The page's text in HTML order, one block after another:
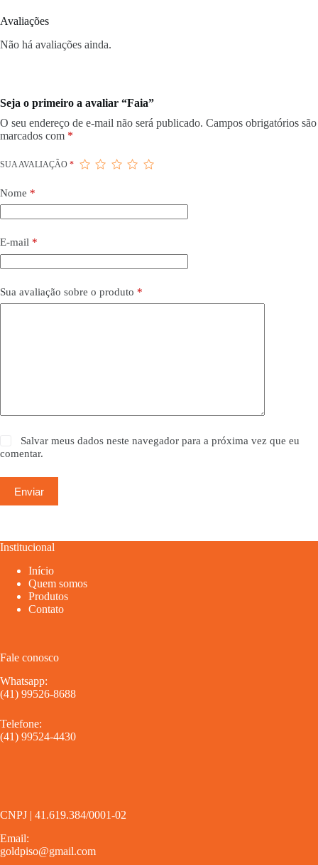
Avaliações
Não há avaliações ainda.
Seja o primeiro a avaliar “Faia”
O seu endereço de e-mail não será publicado. Campos obrigatórios são
marcados com *
SUA AVALIAÇÃO *
Nome *
E-mail *
Sua avaliação sobre o produto *
Salvar meus dados neste navegador para a próxima vez que eu
comentar.
Enviar
Institucional
Início
Quem somos
Produtos
Contato
Fale conosco
Whatsapp:
(41) 99526-8688
Telefone:
(41) 99524-4430
CNPJ | 41.619.384/0001-02
Email:
goldpiso@gmail.com